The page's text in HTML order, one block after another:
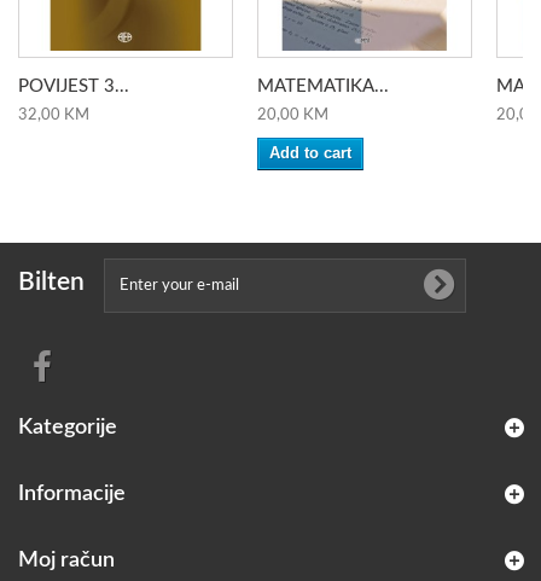
POVIJEST 3...
32,00 KM
MATEMATIKA...
20,00 KM
Add to cart
20,00
Bilten
Kategorije
Informacije
Moj račun